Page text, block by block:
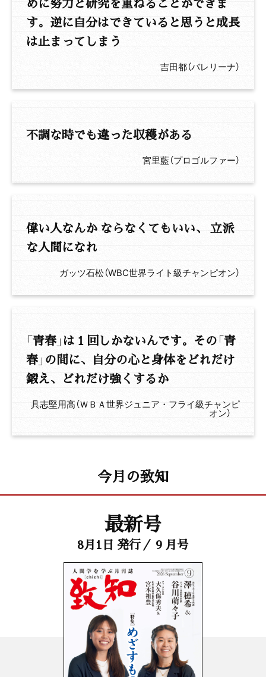
す。逆に自分はできていると思うと成長
は止まってしまう
吉田都（バレリーナ）
不調な時でも違った収穫がある
宮里藍（プロゴルファー）
偉い人なんか ならなくてもいい、 立派
な人間になれ
ガッツ石松（WBC世界ライト級チャンピオン）
「青春」は１回しかないんです。その「青
春」の間に、自分の心と身体をどれだけ
鍛え、どれだけ強くするか
具志堅用高（ＷＢＡ世界ジュニア・フライ級チャンピ
オン）
今月の致知
最新号
8月1日 発行／ 9 月号